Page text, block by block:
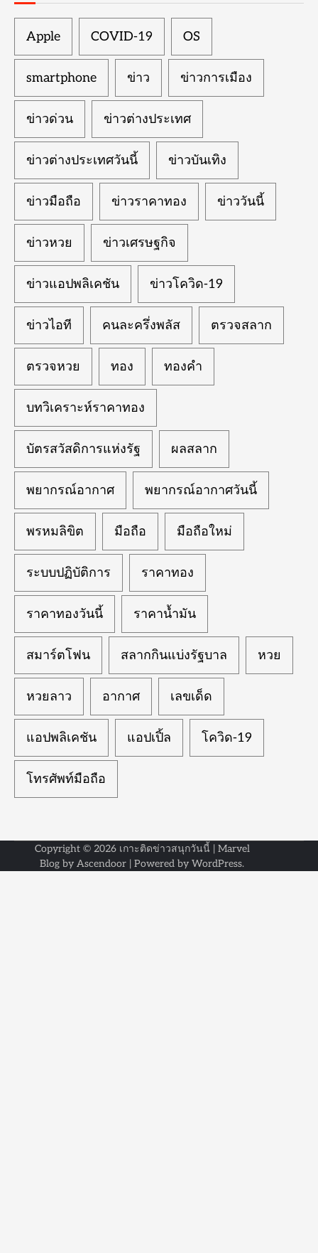
Apple COVID-19 OS
smartphone ข่าว ข่าวการเมือง
ข่าวด่วน ข่าวต่างประเทศ
ข่าวต่างประเทศวันนี้ ข่าวบันเทิง
ข่าวมือถือ ข่าวราคาทอง ข่าววันนี้
ข่าวหวย ข่าวเศรษฐกิจ
ข่าวแอปพลิเคชัน ข่าวโควิด-19
ข่าวไอที คนละครึ่งพลัส ตรวจสลาก
ตรวจหวย ทอง ทองคำ
บทวิเคราะห์ราคาทอง
บัตรสวัสดิการแห่งรัฐ ผลสลาก
พยากรณ์อากาศ พยากรณ์อากาศวันนี้
พรหมลิขิต มือถือ มือถือใหม่
ระบบปฏิบัติการ ราคาทอง
ราคาทองวันนี้ ราคาน้ำมัน
สมาร์ตโฟน สลากกินแบ่งรัฐบาล หวย
หวยลาว อากาศ เลขเด็ด
แอปพลิเคชัน แอปเปิ้ล โควิด-19
โทรศัพท์มือถือ
Copyright © 2026 เกาะติดข่าวสนุกวันนี้ | Marvel
Blog by Ascendoor | Powered by WordPress.